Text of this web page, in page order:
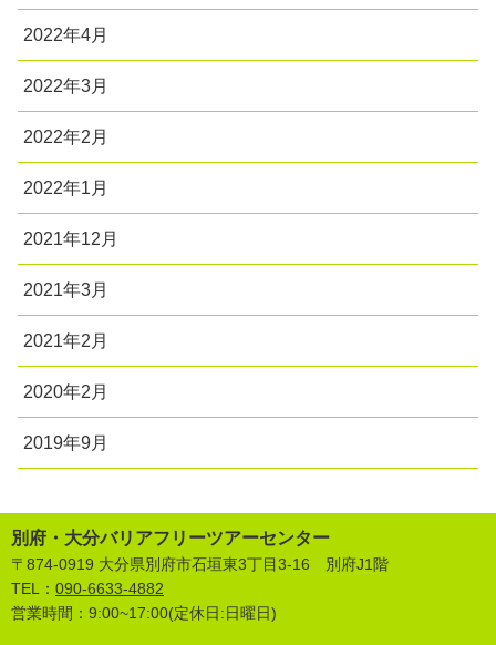
2022年4月
2022年3月
2022年2月
2022年1月
2021年12月
2021年3月
2021年2月
2020年2月
2019年9月
別府・大分バリアフリーツアーセンター
〒874-0919 大分県別府市石垣東3丁目3-16 別府J1階
TEL： 090-6633-4882
営業時間：9:00~17:00(定休日:日曜日)